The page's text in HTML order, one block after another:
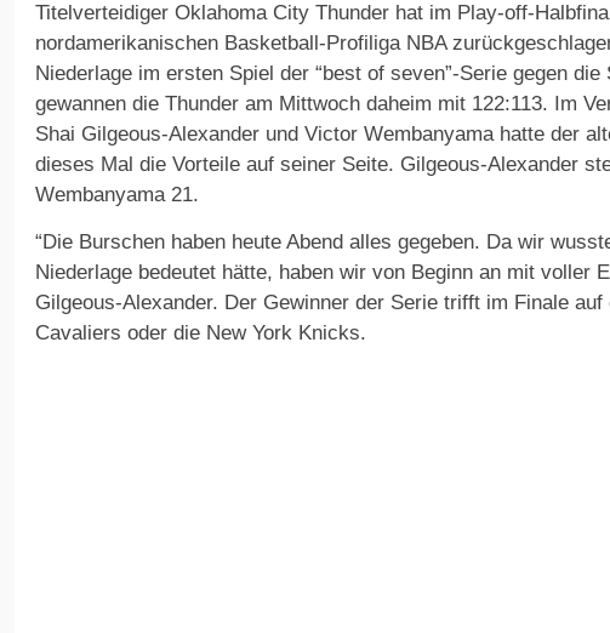
Titelverteidiger Oklahoma City Thunder hat im Play-off-
nordamerikanischen Basketball-Profiliga NBA
Niederlage im ersten Spiel der “best of seven”-Serie gegen die
gewannen die Thunder am Mittwoch daheim mit 122:113. Im
Shai Gilgeous-Alexander und Victor Wembanyama hatte der
dieses Mal die Vorteile auf seiner Seite. Gilgeous-Alexander
Wembanyama 21.
“Die Burschen haben heute Abend alles gegeben. Da wir
Niederlage bedeutet hätte, haben wir von Beginn an mit voller
Gilgeous-Alexander. Der Gewinner der Serie trifft im Finale auf
Cavaliers oder die New York Knicks.